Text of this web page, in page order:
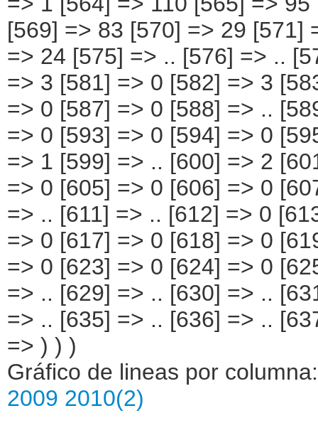
Gráfico de lineas por
2009 2010(2)